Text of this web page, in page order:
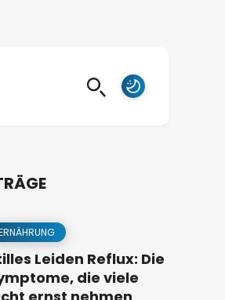
Leiden Reflux: Die
die viele